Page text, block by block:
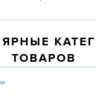
ТОВАРОВ